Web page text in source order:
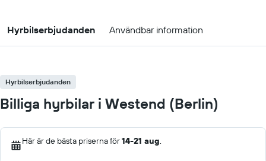
Hyrbilserbjudanden Användbar information
Hyrbilserbjudanden
Billiga hyrbilar i Westend (Berlin)
Här är de bästa priserna för14-21 aug.